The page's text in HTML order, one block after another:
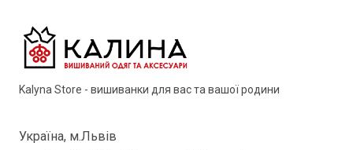
Kalyna Store - вишиванки для вас та вашої родини
Україна, м.Львів